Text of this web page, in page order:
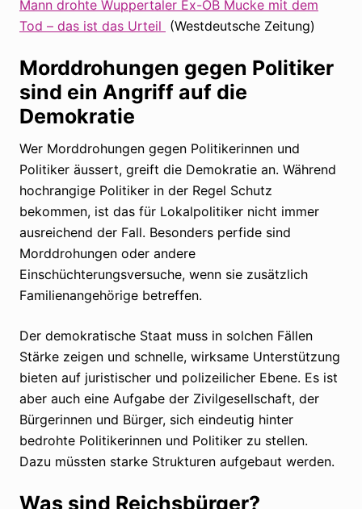
Mann drohte Wuppertaler Ex-OB Mucke mit dem
Tod – das ist das Urteil (Westdeutsche Zeitung)
Morddrohungen gegen Politiker
sind ein Angriff auf die
Demokratie
Wer Morddrohungen gegen Politikerinnen und
Politiker äussert, greift die Demokratie an. Während
hochrangige Politiker in der Regel Schutz
bekommen, ist das für Lokalpolitiker nicht immer
ausreichend der Fall. Besonders perfide sind
Morddrohungen oder andere
Einschüchterungsversuche, wenn sie zusätzlich
Familienangehörige betreffen.
Der demokratische Staat muss in solchen Fällen
Stärke zeigen und schnelle, wirksame Unterstützung
bieten auf juristischer und polizeilicher Ebene. Es ist
aber auch eine Aufgabe der Zivilgesellschaft, der
Bürgerinnen und Bürger, sich eindeutig hinter
bedrohte Politikerinnen und Politiker zu stellen.
Dazu müssten starke Strukturen aufgebaut werden.
Was sind Reichsbürger?